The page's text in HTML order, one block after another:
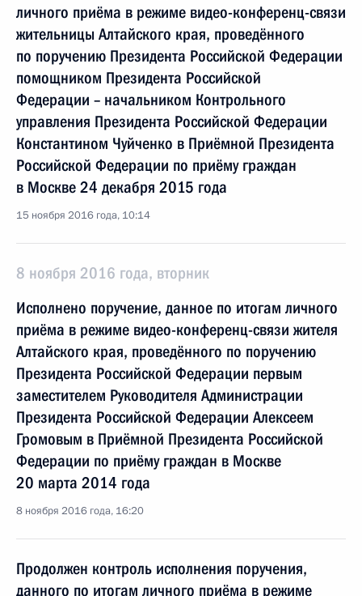
личного приёма в режиме видео-конференц-связи
жительницы Алтайского края, проведённого
по поручению Президента Российской Федерации
помощником Президента Российской
Федерации – начальником Контрольного
управления Президента Российской Федерации
Константином Чуйченко в Приёмной Президента
Российской Федерации по приёму граждан
в Москве 24 декабря 2015 года
15 ноября 2016 года, 10:14
8 ноября 2016 года, вторник
Исполнено поручение, данное по итогам личного
приёма в режиме видео-конференц-связи жителя
Алтайского края, проведённого по поручению
Президента Российской Федерации первым
заместителем Руководителя Администрации
Президента Российской Федерации Алексеем
Громовым в Приёмной Президента Российской
Федерации по приёму граждан в Москве
20 марта 2014 года
8 ноября 2016 года, 16:20
Продолжен контроль исполнения поручения,
данного по итогам личного приёма в режиме